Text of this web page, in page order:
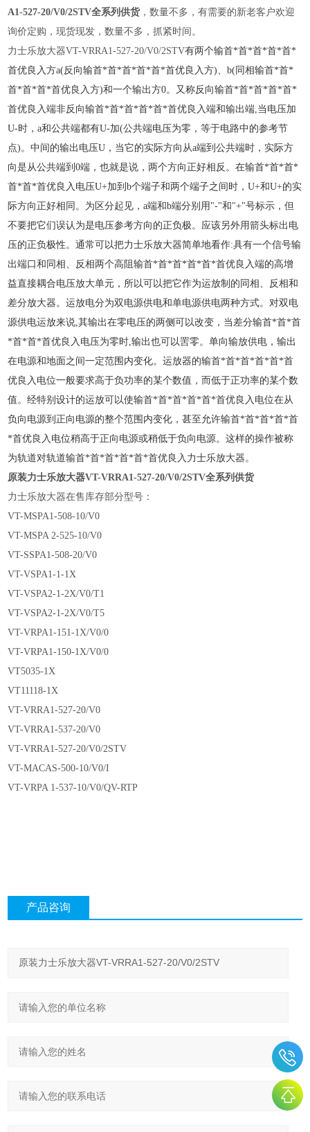
A1-527-20/V0/2STV全系列供货，数量不多，有需要的新老客户欢迎
询价定购，现货现发，数量不多，抓紧时间。
力士乐放大器VT-VRRA1-527-20/V0/2STV有两个输首*首*首*首*首*
首优良入方a(反向输首*首*首*首*首*首优良入方)、b(同相输首*首*
首*首*首*首优良入方)和一个输出方0。又称反向输首*首*首*首*首*
首优良入端非反向输首*首*首*首*首*首优良入端和输出端,当电压加
U-时，a和公共端都有U-加(公共端电压为零，等于电路中的参考节
点)。中间的输出电压U，当它的实际方向从a端到公共端时，实际方
向是从公共端到0端，也就是说，两个方向正好相反。在输首*首*首*
首*首*首优良入电压U+加到b个端子和两个端子之间时，U+和U+的实
际方向正好相同。为区分起见，a端和b端分别用"-"和"+"号标示，但
不要把它们误认为是电压参考方向的正负极。应该另外用箭头标出电
压的正负极性。通常可以把力士乐放大器简单地看作:具有一个信号输
出端口和同相、反相两个高阻输首*首*首*首*首*首优良入端的高增
益直接耦合电压放大单元，所以可以把它作为运放制的 同相、反相和
差分放大器。运放电分为双电源供电和单电源供电两种方式。对双电
源供电运放来说,其输出在零电压的两侧可以改变，当差分输首*首*首
*首*首*首优良入电压为零时,输出也可以罟零。单向输放供电，输出
在电源和地面之间一定范围内变化。运放器的输首*首*首*首*首*首
优良入电位一般要求高于负功率的某个数值，而低于正功率的某个数
值。经特别设计的运放可以使输首*首*首*首*首*首优良入电位在从
负向电源到正向电源的整个范围内变化，甚至允许输首*首*首*首*首
*首优良入电位稍高于正向电源或稍低于负向电源。这样的操作被称
为轨道对轨道输首*首*首*首*首*首优良入力士乐放大器。
原装力士乐放大器VT-VRRA1-527-20/V0/2STV全系列供货
力士乐放大器在售库存部分型号：
VT-MSPA1-508-10/V0
VT-MSPA 2-525-10/V0
VT-SSPA1-508-20/V0
VT-VSPA1-1-1X
VT-VSPA2-1-2X/V0/T1
VT-VSPA2-1-2X/V0/T5
VT-VRPA1-151-1X/V0/0
VT-VRPA1-150-1X/V0/0
VT5035-1X
VT11118-1X
VT-VRRA1-527-20/V0
VT-VRRA1-537-20/V0
VT-VRRA1-527-20/V0/2STV
VT-MACAS-500-10/V0/I
VT-VRPA 1-537-10/V0/QV-RTP
产品咨询